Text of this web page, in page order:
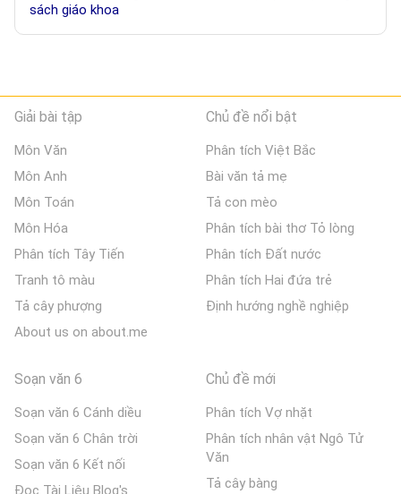
sách giáo khoa
Giải bài tập
Môn Văn
Môn Anh
Môn Toán
Môn Hóa
Phân tích Tây Tiến
Tranh tô màu
Tả cây phượng
About us on about.me
Chủ đề nổi bật
Phân tích Việt Bắc
Bài văn tả mẹ
Tả con mèo
Phân tích bài thơ Tỏ lòng
Phân tích Đất nước
Phân tích Hai đứa trẻ
Định hướng nghề nghiệp
Soạn văn 6
Soạn văn 6 Cánh diều
Soạn văn 6 Chân trời
Soạn văn 6 Kết nối
Đọc Tài Liệu Blog's
Chủ đề mới
Phân tích Vợ nhặt
Phân tích nhân vật Ngô Tử
Văn
Tả cây bàng